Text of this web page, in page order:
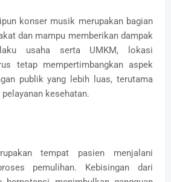
konser musik merupakan bagian
dan mampu memberikan dampak
usaha serta UMKM, lokasi
tetap mempertimbangkan aspek
publik yang lebih luas, terutama
kesehatan.
tempat pasien menjalani
pemulihan. Kebisingan dari